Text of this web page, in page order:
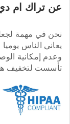
عن تراك ام
نحن في مهمة
يعاني الناس
وعدم إمكانية
تأسست لتخفيف